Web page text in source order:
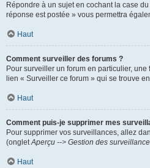
Répondre à un sujet en cochant la case
réponse est postée » vous permettra
Haut
Comment surveiller des forums ?
Pour surveiller un forum en particulier,
lien « Surveiller ce forum » qui se trouve
Haut
Comment puis-je supprimer mes
Pour supprimer vos surveillances, allez
(ongletAperçu --> Gestion des
Haut